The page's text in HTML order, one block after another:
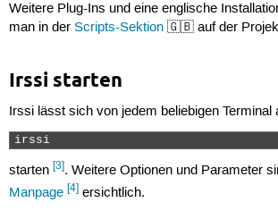
Weitere Plug-Ins und eine englische
man in der Scripts-Sektion🇬🇧 auf der
Irssi starten
Irssi lässt sich von jedem beliebigen Terminal
irssi
starten [3]. Weitere Optionen und Parameter
Manpage [4]ersichtlich.